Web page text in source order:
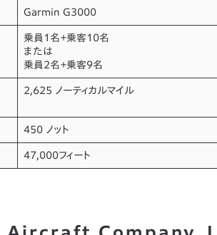
Garmin G3000
乗員1名＋乗客10名
または
乗員2名＋乗客9名
2,625 ノーティカルマイル
450 ノット
47,000フィート